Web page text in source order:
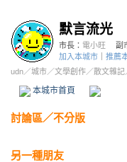
默言流光
市長： 電小旺
副
加入本城市
推薦
udn／城市／文學創作／散文雜記
本城市首頁
討論區／不分版
另一種朋友